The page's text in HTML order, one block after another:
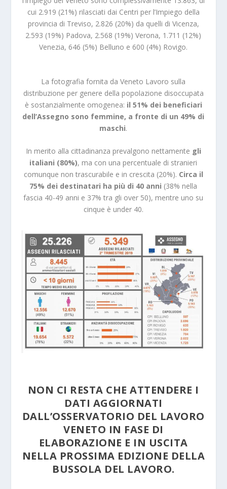
cui 2.919 (21%) rilasciati dai Centri per l’Impiego della
provincia di Treviso, 2.826 (20%) da quelli di Vicenza,
2.593 (19%) Padova, 2.568 (19%) Verona, 1.711 (12%)
Venezia, 646 (5%) Belluno e 600 (4%) Rovigo.
La fotografia fornita da Veneto Lavoro sulla
distribuzione per genere della popolazione disoccupata
è sostanzialmente omogenea: il 51% dei beneficiari
dell’Assegno sono femmine, a fronte di un 49% di
maschi.
In merito alla cittadinanza prevalgono nettamente gli
italiani (80%), ma con una percentuale di stranieri
comunque non trascurabile e in crescita (20%). Circa il
75% dei destinatari ha più di 40 anni (38% nella
fascia 40-49 anni e 37% tra gli over 50), mentre uno su
cinque è under 40.
NON CI RESTA CHE ATTENDERE I
DATI AGGIORNATI
DALL’OSSERVATORIO DEL LAVORO
VENETO IN FASE DI
ELABORAZIONE E IN USCITA
NELLA PROSSIMA EDIZIONE DELLA
BUSSOLA DEL LAVORO.